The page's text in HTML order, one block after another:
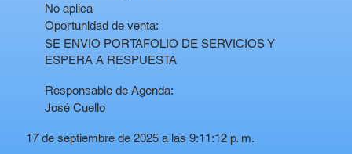
No aplica
Oportunidad de venta:
SE ENVIO PORTAFOLIO DE SERVICIOS Y
ESPERA A RESPUESTA
Responsable de Agenda:
José Cuello
17 de septiembre de 2025 a las 9:11:12 p. m.